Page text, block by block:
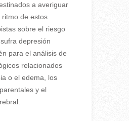
a averiguar
de estos
sobre el riesgo
depresión
para el análisis de
relacionados
o el edema, los
y el